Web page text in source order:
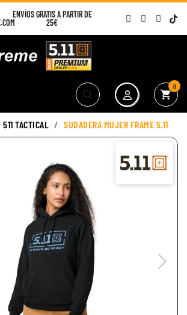
ENVÍOS GRATIS A PARTIR DE
25€
shopping_cart
0
511 TACTICAL SUDADERA MUJER FRAME 5.11